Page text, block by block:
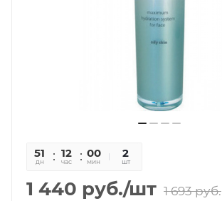
51
дн
12
час
00
мин
31
сек
2
шт
1 440 руб./шт 1 693руб.